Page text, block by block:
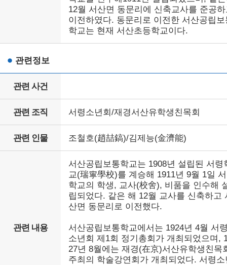
12월 서산면 동문리에 신축교사를 준공
이전하였다. 동문리로 이전한 서산공립보
학교는 현재 서산초등학교이다.
관련정보
관련 사건
관련 조직 서령소년회/재경서산유학생친목회
관련 인물 조철호(趙喆鎬)/김제능(金濟能)
관련 내용
서산공립보통학교는 1908년 설립된 서령
교(瑞寧學校)를 계승해 1911년 9월 1일
학교의 학생, 교사(校舍), 비품을 인수해
립되었다. 같은 해 12월 교사를 신축하고
산면 동문리로 이전했다.
서산공립보통학교에서는 1924년 4월 서
소년회 제1회 정기총회가 개최되었으며,
27년 8월에는 재경(在京)서산유학생친목
주최의 학술강연회가 개최되었다. 서령소